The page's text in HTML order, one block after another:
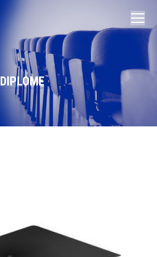
DIPLOME
Vous êtes ici :